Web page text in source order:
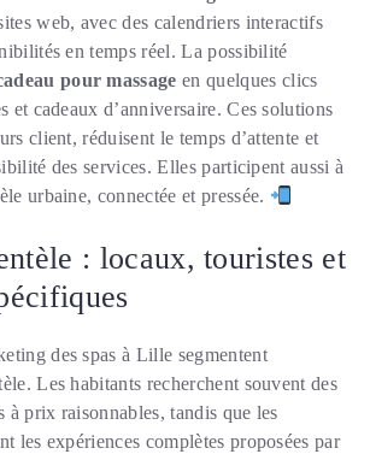
web, avec des calendriers interactifs
en temps réel. La possibilité
pour massage en quelques clics
et cadeaux d’anniversaire. Ces solutions
client, réduisent le temps d’attente et
des services. Elles participent aussi à
urbaine, connectée et pressée.
: locaux, touristes et
des spas à Lille segmentent
Les habitants recherchent souvent des
à prix raisonnables, tandis que les
les expériences complètes proposées par